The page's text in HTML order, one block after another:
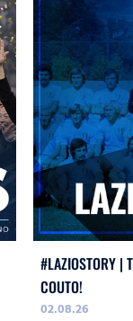
#LAZIOSTORY |
COUTO!
02.08.26